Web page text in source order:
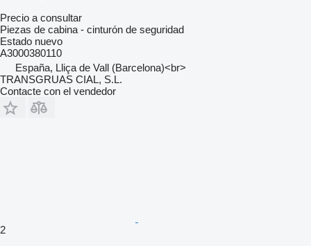
Precio a consultar
Piezas de cabina - cinturón de seguridad
Estado nuevo
A3000380110
España, Lliça de Vall (Barcelona)<br>
TRANSGRUAS CIAL, S.L.
Contacte con el vendedor
2